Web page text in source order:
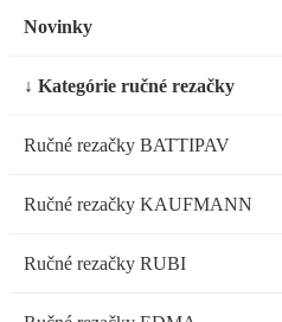
Novinky
↓ Kategórie ručné rezačky
Ručné rezačky BATTIPAV
Ručné rezačky KAUFMANN
Ručné rezačky RUBI